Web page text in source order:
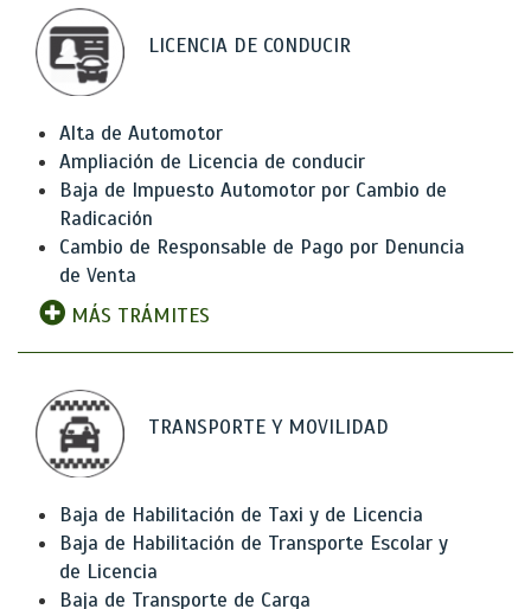
LICENCIA DE CONDUCIR
Alta de Automotor
Ampliación de Licencia de conducir
Baja de Impuesto Automotor por Cambio de
Radicación
Cambio de Responsable de Pago por Denuncia
de Venta
MÁS TRÁMITES
TRANSPORTE Y MOVILIDAD
Baja de Habilitación de Taxi y de Licencia
Baja de Habilitación de Transporte Escolar y
de Licencia
Baja de Transporte de Carga